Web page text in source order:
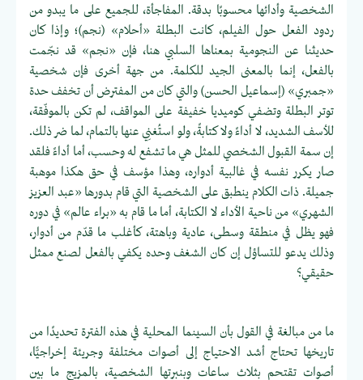
الشخصية وأدائها محسوبًا بدقة. المفاجأة، للجميع على ما يبدو من
ردود الفعل حول الفيلم، كانت البطلة «أحلام» (نجم)؛ وإذا كان
حديثنا عن النجومية بمعناها السلبي هنا، فإن «نجم» قد نجّمت
بالفعل، إنما بالمعنى الجيد للكلمة. من جهة أخرى فإن شخصية
«جمبري» (إسماعيل الحسن) والتي كان من المفترض أن تخفف حدة
توتر البطلة وتضفي كوميديا خفيفة على المواقف، لم تكن بالموفّقة،
للأسف الشديد، لا أداءً ولا كتابةً، ولو استُغنِي عنها بالتمام، لما ضر ذلك.
إن سمة القبول الشخصي للمثل هي ما تشفع له وحسب، أما أداءً فلقد
صار يكرر نفسه في غالبية أدواره، وهذا مؤسف في حق هكذا موهبة
جميلة. ذات الكلام ينطبق على الشخصية التي قام بدورها «عبد العزيز
الشهري» من ناحية الأداء لا الكتابة، أما ما قام به «براء عالم» في دوره
فهو يظل في منطقة وسطى، عادية وباهتة، كأغلب ما قدّم من أدوار،
وذلك يدعو للتساؤل إن كان الشغف وحده يكفي بالفعل لصنع ممثل
حقيقي؟
ما من مبالغة في القول بأن السينما المحلية في هذه الفترة تحديدًا من
تاريخها تحتاج أشد الاحتياج إلى أصوات مختلفة وجريئة إخراجيًّا،
أصوات تقتحم بثلاث ساعات وبنبرتها الشخصية، بالمزيج ما بين